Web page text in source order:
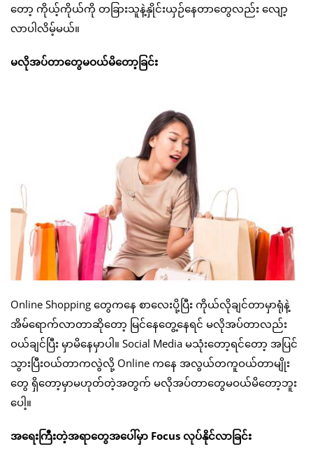
တော့ ကိုယ့်ကိုယ်ကို တခြားသူနဲ့နှိုင်းယှဉ်နေတာတွေလည်း လျော့
လာပါလိမ့်မယ်။
မလိုအပ်တာတွေမဝယ်မိတော့ခြင်း
Online Shopping တွေကနေ စာလေးပို့ပြီး ကိုယ်လိုချင်တာမှာရုံနဲ့
အိမ်ရောက်လာတာဆိုတော့ မြင်နေတွေ့နေရင် မလိုအပ်တာလည်း
ဝယ်ချင်ပြီး မှာမိနေမှာပါ။ Social Media မသုံးတော့ရင်တော့ အပြင်
သွားပြီးဝယ်တာကလွဲလို့ Online ကနေ အလွယ်တကူဝယ်တာမျိုး
တွေ ရှိတော့မှာမဟုတ်တဲ့အတွက် မလိုအပ်တာတွေမဝယ်မိတော့ဘူး
ပေါ့။
အရေးကြီးတဲ့အရာတွေအပေါ်မှာ Focus လုပ်နိုင်လာခြင်း